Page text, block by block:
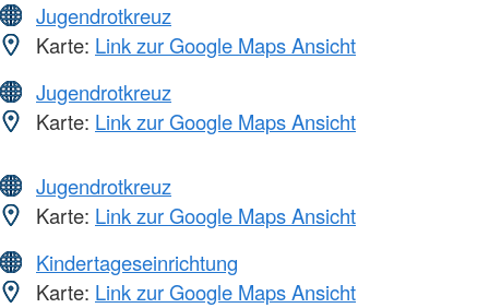
Jugendrotkreuz
Karte: Link zur Google Maps Ansicht
Jugendrotkreuz
Karte: Link zur Google Maps Ansicht
Jugendrotkreuz
Karte: Link zur Google Maps Ansicht
Kindertageseinrichtung
Karte: Link zur Google Maps Ansicht